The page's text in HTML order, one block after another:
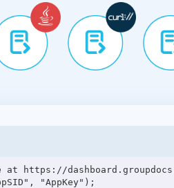
at https://
"AppKey");